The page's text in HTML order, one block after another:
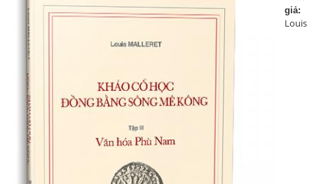
giả:
Louis